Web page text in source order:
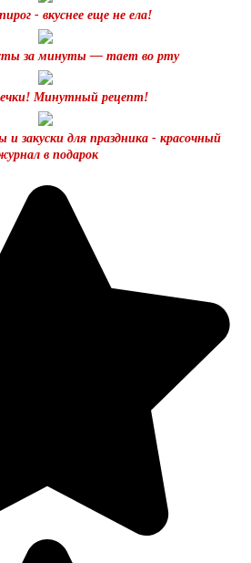
- вкуснее еще не ела!
за минуты — тает во рту
Минутный рецепт!
закуски для праздника - красочный
в подарок